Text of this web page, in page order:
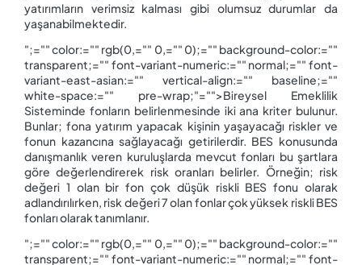
yatırımların verimsiz kalması gibi olumsuz durumlar da
yaşanabilmektedir.
";="" color:="" rgb(0,="" 0,="" 0);="" background-color:=""
transparent;="" font-variant-numeric:="" normal;="" font-
variant-east-asian:="" vertical-align:="" baseline;=""
white-space:="" pre-wrap;"="">Bireysel Emeklilik
Sisteminde fonların belirlenmesinde iki ana kriter bulunur.
Bunlar; fona yatırım yapacak kişinin yaşayacağı riskler ve
fonun kazancına sağlayacağı getirilerdir. BES konusunda
danışmanlık veren kuruluşlarda mevcut fonları bu şartlara
göre değerlendirerek risk oranları belirler. Örneğin; risk
değeri 1 olan bir fon çok düşük riskli BES fonu olarak
adlandırılırken, risk değeri 7 olan fonlar çok yüksek riskli BES
fonları olarak tanımlanır.
";="" color:="" rgb(0,="" 0,="" 0);="" background-color:=""
transparent;="" font-variant-numeric:="" normal;="" font-